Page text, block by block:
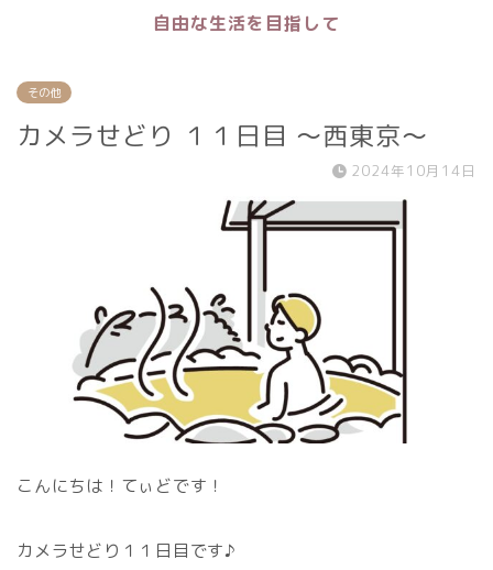
自由な生活を目指して
その他
カメラせどり １１日目 〜西東京〜
2024年10月14日
こんにちは！てぃどです！
カメラせどり１１日目です♪